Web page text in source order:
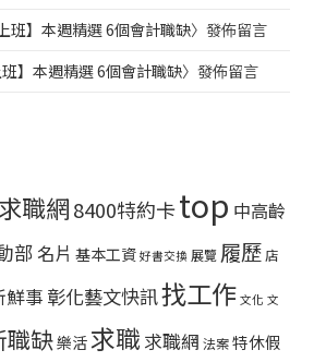
班】本週精選 6個會計職缺〉發佈留言
班】本週精選 6個會計職缺〉發佈留言
職網8400特約卡top 中高齡
部 名片 基本工資 好書交換 展覽 履歷 店
鮮事 彰化藝文快訊找工作 文化 文
職缺樂活求職 求職網 法案特休假